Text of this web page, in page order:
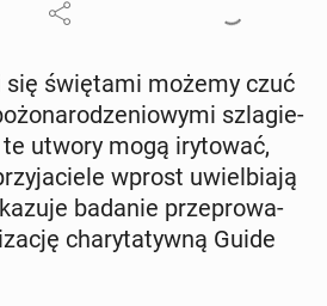
świę­ta­mi możemy czuć
szla­gie­
utwory mogą iry­to­wać,
wprost uwiel­bia­ją
badanie prze­pro­wa­
cha­ry­ta­tyw­ną Guide